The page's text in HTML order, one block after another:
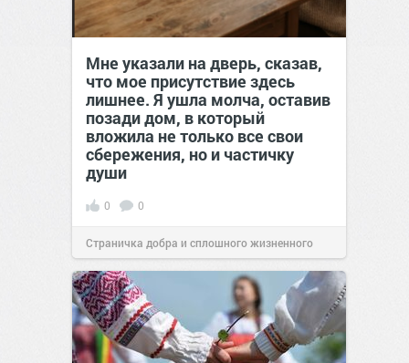
Мне указали на дверь, сказав,
что мое присутствие здесь
лишнее. Я ушла молча, оставив
позади дом, в который
вложила не только все свои
сбережения, но и частичку
души
0 0
Страничка добра и сплошного жизненного
позитива!00:2907 авг 2026